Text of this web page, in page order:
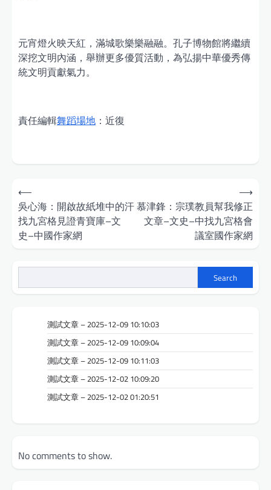
元宵燈火映天紅，滿城歌樂樂融融。孔子博物館將繼續
深挖文明內涵，舉辦更多優質活動，為弘揚中華優秀傳
統文明貢獻氣力。
責任編輯舞蹈場地 ：近復
Post
navigation
⟵
吳心海：開啟故紙堆中的汗
找九宮格見證青寶庫–文
史–中國作家網
慕津鋒：宗璞教員幫我修正
文章–文史–中找九宮格會
議室國作家網
⟶
Search
測試文章 – 2025-12-09 10:10:03
測試文章 – 2025-12-09 10:09:04
測試文章 – 2025-12-09 10:11:03
測試文章 – 2025-12-02 10:09:20
測試文章 – 2025-12-02 01:20:51
No comments to show.